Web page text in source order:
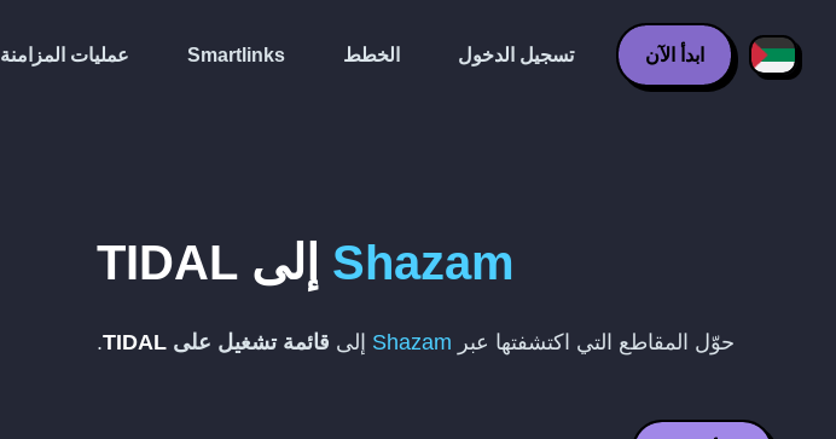
عمليات المزامنة Smartlinks الخطط تسجيل الدخول ابدأ الآن
Shazam إلى TIDAL
حوّل المقاطع التي اكتشفتها عبر Shazam إلى قائمة تشغيل على TIDAL
.